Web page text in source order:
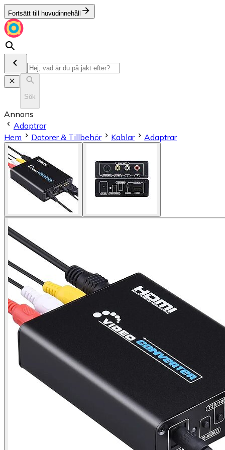
Fortsätt till huvudinnehåll
Sök
Annons
Adaptrar
Hem
Datorer & Tillbehör Kablar Adaptrar